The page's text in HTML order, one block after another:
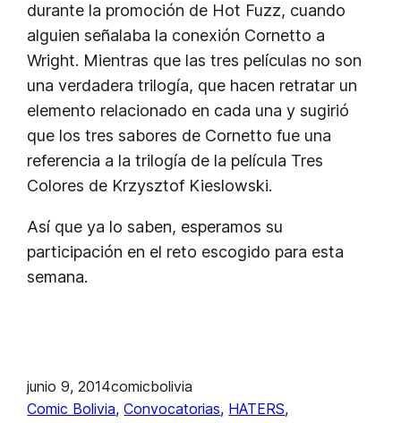
durante la promoción de Hot Fuzz, cuando
alguien señalaba la conexión Cornetto a
Wright. Mientras que las tres películas no son
una verdadera trilogía, que hacen retratar un
elemento relacionado en cada una y sugirió
que los tres sabores de Cornetto fue una
referencia a la trilogía de la película Tres
Colores de Krzysztof Kieslowski.
Así que ya lo saben, esperamos su
participación en el reto escogido para esta
semana.
junio 9, 2014comicbolivia
Comic Bolivia, Convocatorias, HATERS